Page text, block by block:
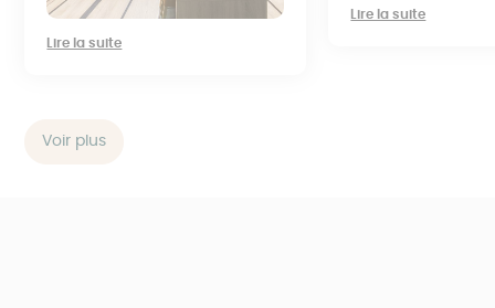
Lire la suite
Lire la suite
Voir plus